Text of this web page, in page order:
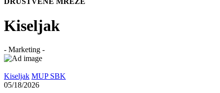
Kiseljak
- Marketing -
Kiseljak MUP SBK
05/18/2026